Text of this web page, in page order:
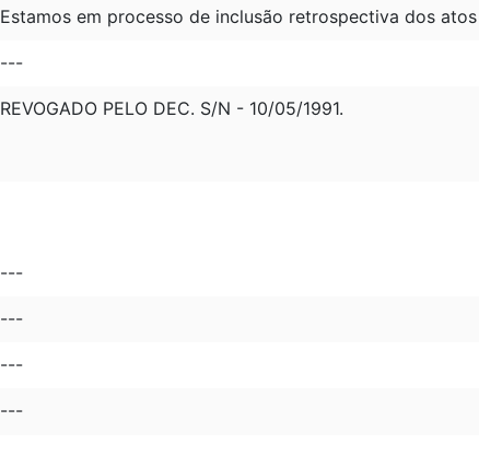
Estamos em processo de inclusão retrospectiva dos
---
REVOGADO PELO DEC. S/N - 10/05/1991.
---
---
---
---